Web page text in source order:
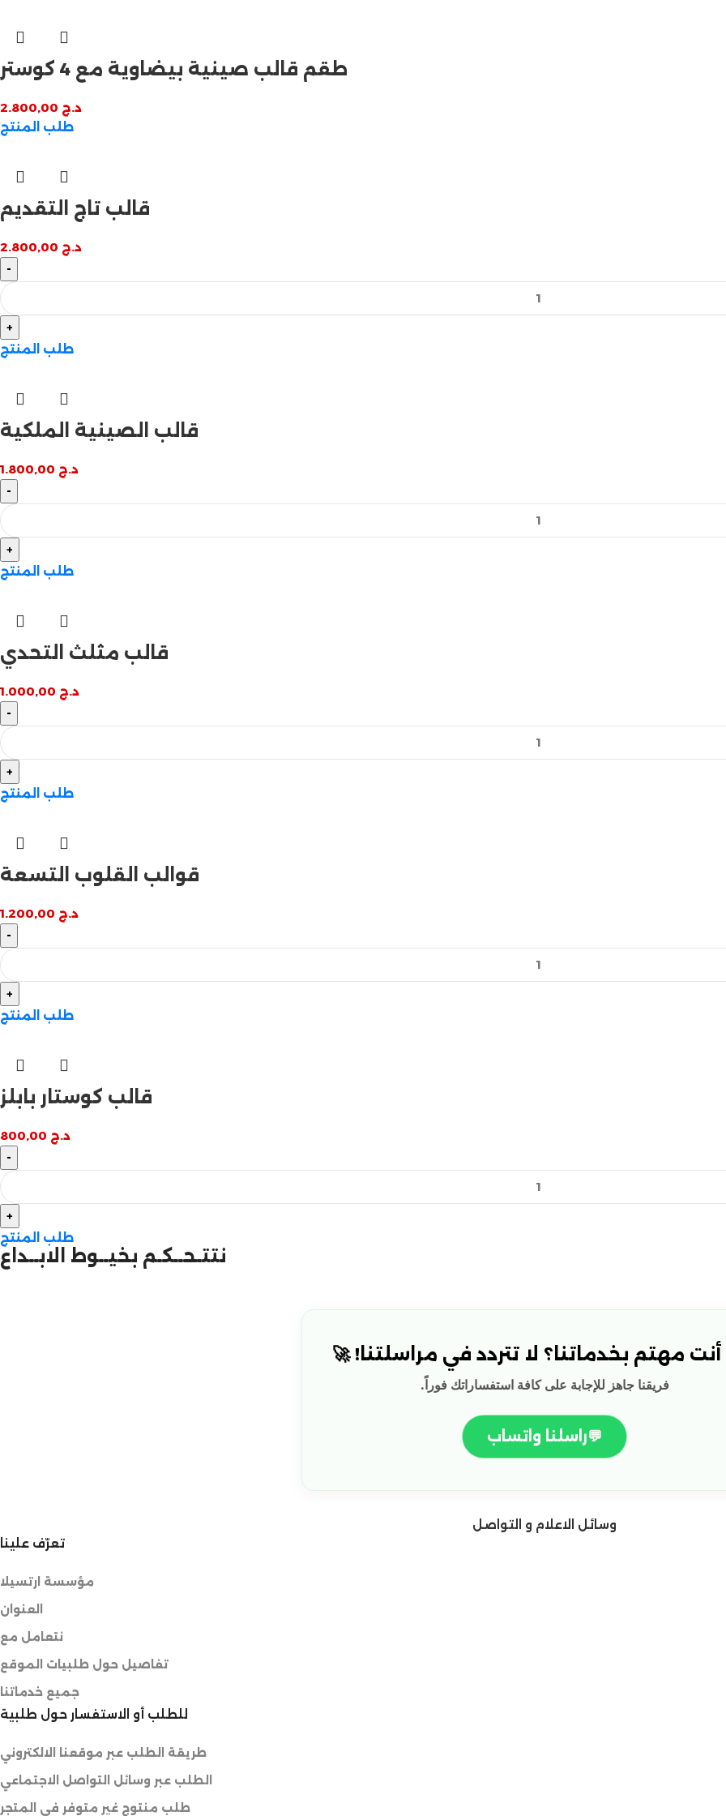
طقم قالب صينية بيضاوية مع 4 كوستر
د.ج
طلب المنتج
قالب تاج التقديم
د.ج
طلب المنتج
قالب الصينية الملكية
د.ج
طلب المنتج
قالب مثلث التحدي
د.ج
طلب المنتج
قوالب القلوب التسعة
د.ج
طلب المنتج
قالب كوستار بابلز
د.ج
طلب المنتج
نتتـحــكـم بخيــوط الابــداع
مهتم بخدماتنا؟ لا تتردد في مراسلتنا! 🚀
فريقنا جاهز للإجابة على كافة استفساراتك فوراً.
💬راسلنا واتساب
وسائل الاعلام و التواصل
تعرّف علينا
مؤسسة ارتسيلا
العنوان
نتعامل مع
تفاصيل حول طلبيات الموقع
جميع خدماتنا
للطلب أو الاستفسار حول طلبية
طريقة الطلب عبر موقعنا الالكتروني
الطلب عبر وسائل التواصل الاجتماعي
طلب منتوج غير متوفر في المتجر